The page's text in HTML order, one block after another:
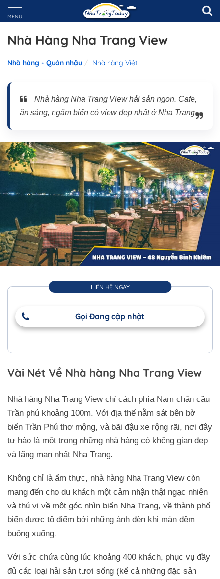
MENU
Nhà Hàng Nha Trang View
Nhà hàng - Quán nhậu Nhà hàng Việt
Nhà hàng Nha Trang View hải sản ngon. Cafe,
ăn sáng, ngắm biển có view đẹp nhất ở Nha Trang
LIÊN HỆ NGAY
Gọi Đang cập nhật
Vài Nét Về Nhà hàng Nha Trang View
Nhà hàng Nha Trang View chỉ cách phía Nam chân cầu
Trần phú khoảng 100m. Với địa thế nằm sát bên bờ
biển Trần Phú thơ mộng, và bãi đậu xe rộng rãi, nơi đây
tự hào là một trong những nhà hàng có không gian đẹp
và lãng mạn nhất Nha Trang.
Không chỉ là ẩm thực, nhà hàng Nha Trang View còn
mang đến cho du khách một cảm nhận thật ngạc nhiên
và thú vị về một góc nhìn biển Nha Trang, về thành phố
biển được tô điểm bởi những ánh đèn khi màn đêm
buông xuống.
Với sức chứa cùng lúc khoảng 400 khách, phục vụ đầy
đủ các loại hải sản tươi sống (kể cả những đặc sản